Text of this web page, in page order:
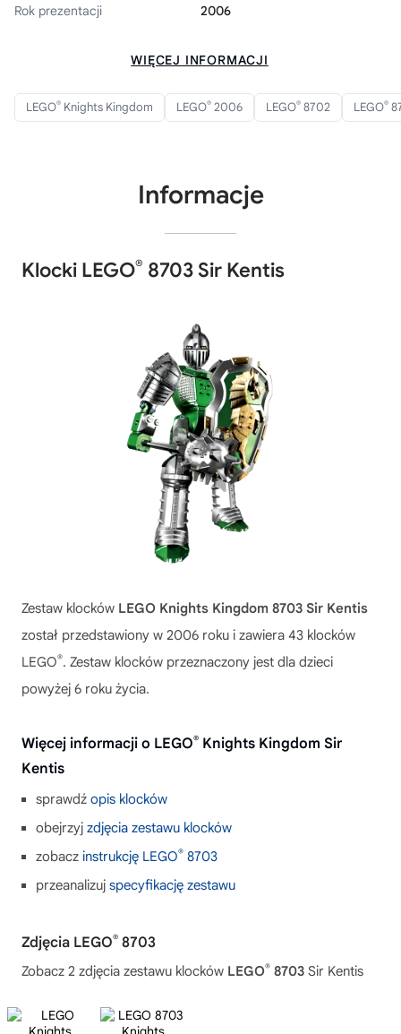
Rok prezentacji
2006
WIĘCEJ INFORMACJI
LEGO® Knights Kingdom LEGO® 2006 LEGO® 8702 LEGO®
Informacje
Klocki LEGO® 8703 Sir Kentis
Zestaw klocków LEGO Knights Kingdom 8703 Sir Kentis
został przedstawiony w 2006 roku i zawiera 43 klocków
LEGO®. Zestaw klocków przeznaczony jest dla dzieci
powyżej 6 roku życia.
Więcej informacji o LEGO® Knights Kingdom Sir
Kentis
sprawdź opis klocków
obejrzyj zdjęcia zestawu klocków
zobacz instrukcję LEGO® 8703
przeanalizuj specyfikację zestawu
Zdjęcia LEGO® 8703
Zobacz 2 zdjęcia zestawu klocków LEGO® 8703 Sir Kentis